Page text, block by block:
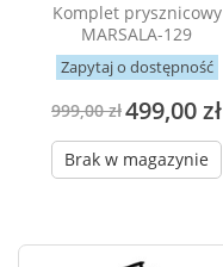
Komplet prysznicowy
MARSALA-129
Zapytaj o dostępność
999,00 zł499,00 zł
Brak w magazynie